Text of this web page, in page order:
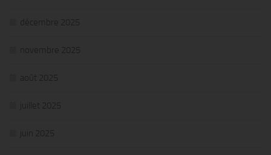
décembre 2025
novembre 2025
août 2025
juillet 2025
juin 2025